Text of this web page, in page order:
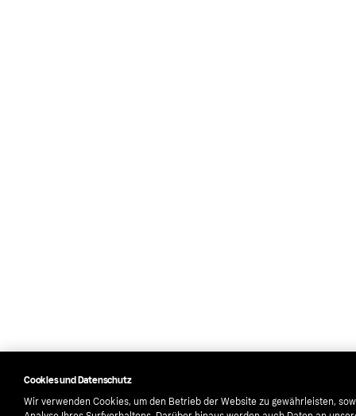
Cookies und Datenschutz
Wir verwenden Cookies, um den Betrieb der Website zu gewährleisten,